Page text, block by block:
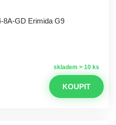
8A-GD Erimida G9
skladem > 10 ks
KOUPIT